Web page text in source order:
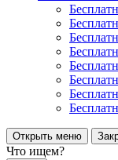
Открыть меню
Что ищем?